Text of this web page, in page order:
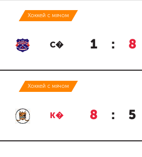
Хоккей с мячом
С� 1 : 8
Хоккей с мячом
К� 8 : 5